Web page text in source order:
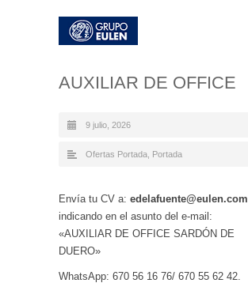
AUXILIAR DE OFFICE
9 julio, 2026
Ofertas Portada Portada
Envía tu CV a: edelafuente@eulen.com
indicando en el asunto del e-mail:
«AUXILIAR DE OFFICE SARDÓN DE
DUERO»
WhatsApp: 670 56 16 76/ 670 55 62 42.